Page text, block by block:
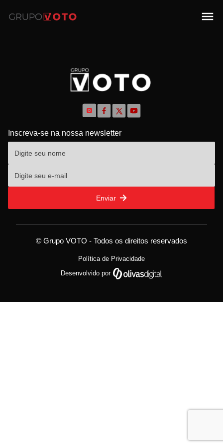
Inscreva-se na nossa newsletter
Enviar
© Grupo VOTO - Todos os direitos reservados
Política de Privacidade
Desenvolvido por